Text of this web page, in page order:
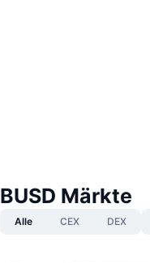
BUSD Märkte
Alle CEX DEX